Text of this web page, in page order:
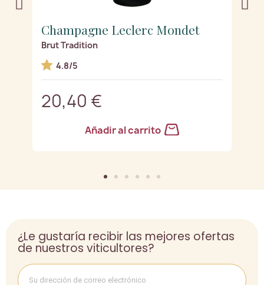
Champagne Leclerc Mondet
Brut Tradition
4.8/5
20,40 €
Añadir al carrito
¿Le gustaría recibir las mejores ofertas
de nuestros viticultores?